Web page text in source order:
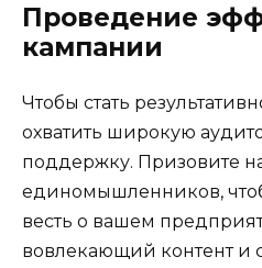
Проведение
кампании
Чтобы стать
охватить широкую
поддержку. Призовите
единомышленников,
весть о вашем
вовлекающий контент и